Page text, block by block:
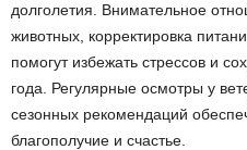
долголетия. Внимательное
животных, корректировка
помогут избежать стрессов и
года. Регулярные осмотры у
сезонных рекомендаций
благополучие и счастье.